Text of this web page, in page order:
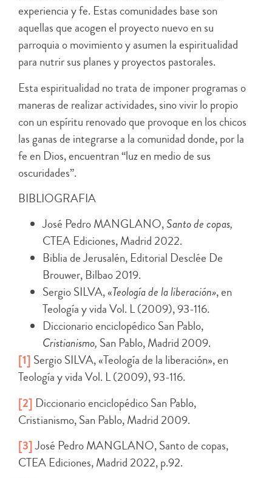
experiencia y fe. Estas comunidades base son
aquellas que acogen el proyecto nuevo en su
parroquia o movimiento y asumen la espiritualidad
para nutrir sus planes y proyectos pastorales.
Esta espiritualidad no trata de imponer programas o
maneras de realizar actividades, sino vivir lo propio
con un espíritu renovado que provoque en los chicos
las ganas de integrarse a la comunidad donde, por la
fe en Dios, encuentran “luz en medio de sus
oscuridades”.
BIBLIOGRAFIA
José Pedro MANGLANO,Santo de copas,
CTEA Ediciones, Madrid 2022.
Biblia de Jerusalén, Editorial Desclée De
Brouwer, Bilbao 2019.
Sergio SILVA, «Teología de la liberación», en
Teología y vida Vol. L (2009), 93-116.
Diccionario enciclopédico San Pablo,
Cristianismo, San Pablo, Madrid 2009.
[1] Sergio SILVA, «Teología de la liberación», en
Teología y vida Vol. L (2009), 93-116.
[2] Diccionario enciclopédico San Pablo,
Cristianismo, San Pablo, Madrid 2009.
[3]José Pedro MANGLANO, Santo de copas,
CTEA Ediciones, Madrid 2022, p.92.